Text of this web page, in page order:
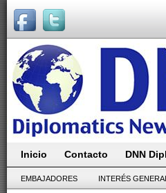
Inicio Contacto DNN
EMBAJADORES INTERÉS GENERAL